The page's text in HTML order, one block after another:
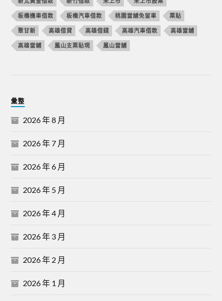
板橋機車借款 板橋汽車借款 桃園當舖免留車 票貼
聚甘新 高雄借貸 高雄借錢 高雄汽車借款 高雄當舖
高雄當鋪 鳳山支票貼現 鳳山當舖
彙整
2026 年 8 月
2026 年 7 月
2026 年 6 月
2026 年 5 月
2026 年 4 月
2026 年 3 月
2026 年 2 月
2026 年 1 月